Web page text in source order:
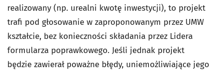
realizowany (np. urealni kwotę inwestycji), to projekt
trafi pod głosowanie w zaproponowanym przez UMW
kształcie, bez konieczności składania przez Lidera
formularza poprawkowego. Jeśli jednak projekt
będzie zawierał poważne błędy, uniemożliwiające jego